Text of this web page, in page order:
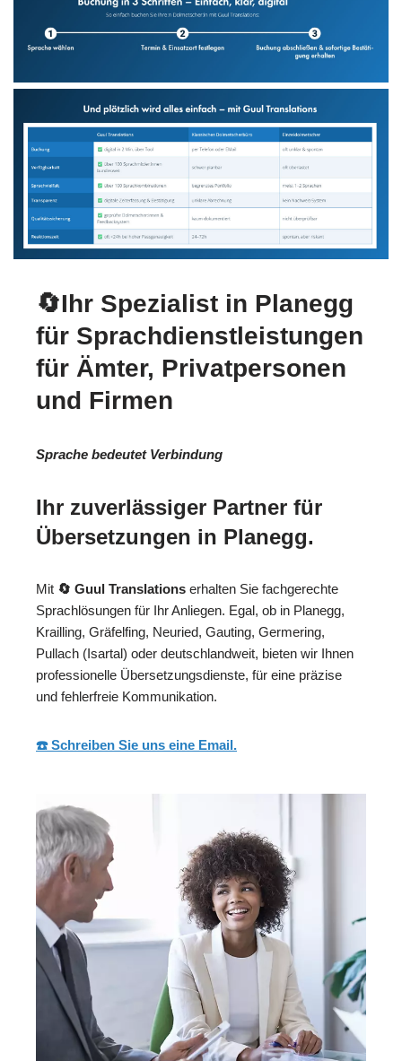
🔄Ihr Spezialist in Planegg
für Sprachdienstleistungen
für Ämter, Privatpersonen
und Firmen
Sprache bedeutet Verbindung
Ihr zuverlässiger Partner für
Übersetzungen in Planegg.
Mit 🔄 Guul Translations erhalten Sie fachgerechte
Sprachlösungen für Ihr Anliegen. Egal, ob in Planegg,
Krailling, Gräfelfing, Neuried, Gauting, Germering,
Pullach (Isartal) oder deutschlandweit, bieten wir Ihnen
professionelle Übersetzungsdienste, für eine präzise
und fehlerfreie Kommunikation.
☎️ Schreiben Sie uns eine Email.